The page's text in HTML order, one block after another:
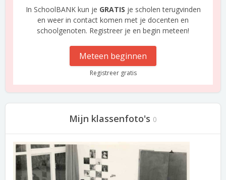
In SchoolBANK kun je GRATIS je scholen terugvinden
en weer in contact komen met je docenten en
schoolgenoten. Registreer je en begin meteen!
Meteen beginnen
Registreer gratis
Mijn klassenfoto's 0